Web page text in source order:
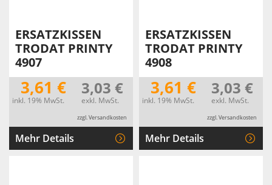
ERSATZKISSEN
TRODAT PRINTY
4907
3,61 €
inkl. 19% MwSt.
3,03 €
exkl. MwSt.
zzgl. Versandkosten
Mehr Details
ERSATZKISSEN
TRODAT PRINTY
4908
3,61 €
inkl. 19% MwSt.
3,03 €
exkl. MwSt.
zzgl. Versandkosten
Mehr Details